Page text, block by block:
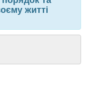
житті